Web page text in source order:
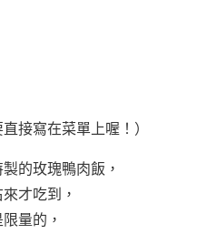
接寫在菜單上喔！）
的玫瑰鴨肉飯，
才吃到，
量的，